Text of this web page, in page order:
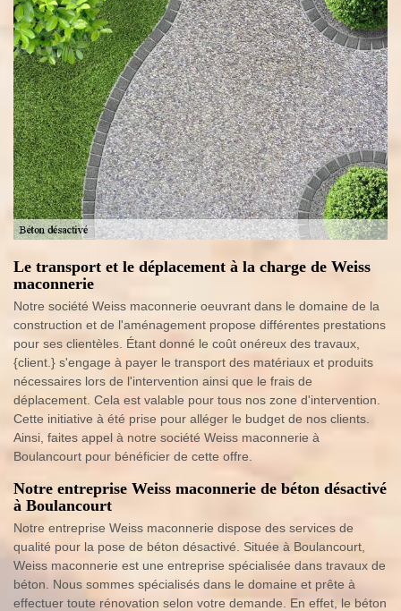
Le transport et le déplacement à la charge de Weiss
maconnerie
Notre société Weiss maconnerie oeuvrant dans le domaine de la
construction et de l'aménagement propose différentes prestations
pour ses clientèles. Étant donné le coût onéreux des travaux,
{client.} s'engage à payer le transport des matériaux et produits
nécessaires lors de l'intervention ainsi que le frais de
déplacement. Cela est valable pour tous nos zone d'intervention.
Cette initiative à été prise pour alléger le budget de nos clients.
Ainsi, faites appel à notre société Weiss maconnerie à
Boulancourt pour bénéficier de cette offre.
Notre entreprise Weiss maconnerie de béton désactivé
à Boulancourt
Notre entreprise Weiss maconnerie dispose des services de
qualité pour la pose de béton désactivé. Située à Boulancourt,
Weiss maconnerie est une entreprise spécialisée dans travaux de
béton. Nous sommes spécialisés dans le domaine et prête à
effectuer toute rénovation selon votre demande. En effet, le béton